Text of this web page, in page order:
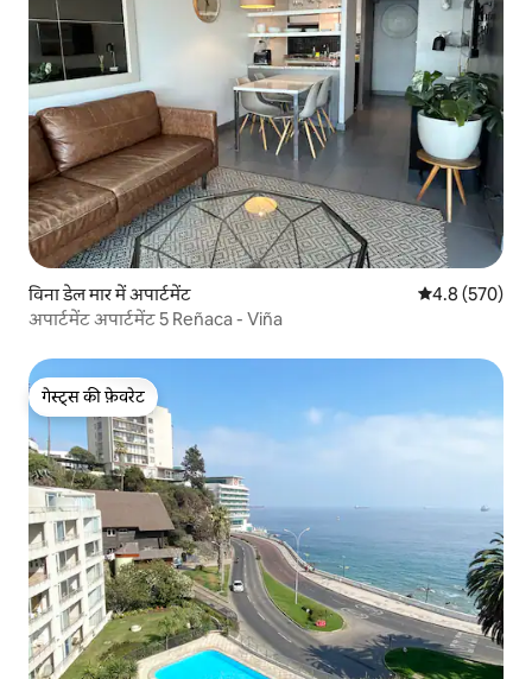
विना डेल मार में अपार्टमेंट औसत रेटिंग 5 में
4.8 (570)
अपार्टमेंट अपार्टमेंट 5 Reñaca - Viña
गेस्ट्स की फ़ेवरेट
गेस्ट्स की फ़ेवरेट